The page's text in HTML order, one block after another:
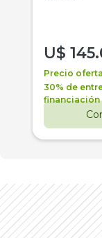
U$
Precio
30% de
financiación